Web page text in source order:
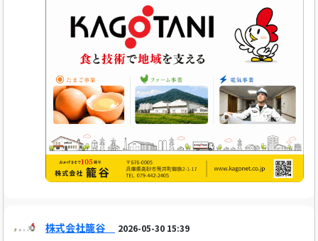
株式会社籠谷 2026-05-30 15:39